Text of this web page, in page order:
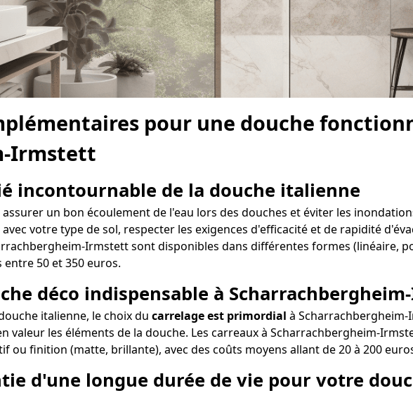
pour une douche
Irmstett
incontournable de la douche italienne
un bon écoulement de l'eau lors des douches et éviter les
votre type de sol, respecter les exigences d'efficacité et de rapidité
Irmstett sont disponibles dans différentes formes (linéaire,
50 et 350 euros.
déco indispensable à
italienne, le choix du carrelage est primordial à
valeur les éléments de la douche. Les carreaux à Scharrachbergheim-
ou finition (matte, brillante), avec des coûts moyens allant de 20 à 200
d'une longue durée de vie pour votre